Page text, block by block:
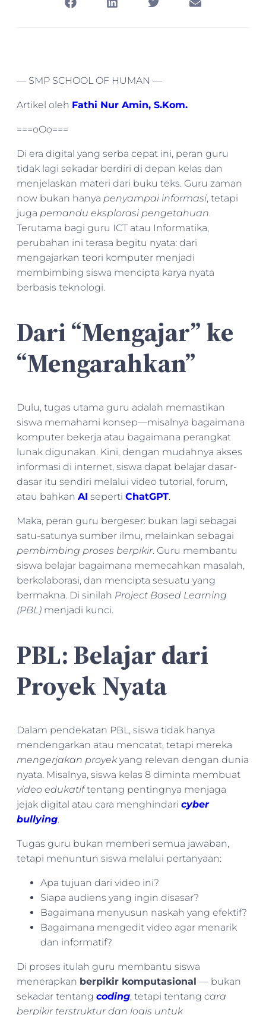
— SMP SCHOOL OF HUMAN —
Artikel oleh Fathi Nur Amin, S.Kom.
===oOo===
Di era digital yang serba cepat ini, peran guru
tidak lagi sekadar berdiri di depan kelas dan
menjelaskan materi dari buku teks. Guru zaman
now bukan hanya penyampai informasi, tetapi
juga pemandu eksplorasi pengetahuan.
Terutama bagi guru ICT atau Informatika,
perubahan ini terasa begitu nyata: dari
mengajarkan teori komputer menjadi
membimbing siswa mencipta karya nyata
berbasis teknologi.
Dari “Mengajar” ke
“Mengarahkan”
Dulu, tugas utama guru adalah memastikan
siswa memahami konsep—misalnya bagaimana
komputer bekerja atau bagaimana perangkat
lunak digunakan. Kini, dengan mudahnya akses
informasi di internet, siswa dapat belajar dasar-
dasar itu sendiri melalui video tutorial, forum,
atau bahkan AI seperti ChatGPT.
Maka, peran guru bergeser: bukan lagi sebagai
satu-satunya sumber ilmu, melainkan sebagai
pembimbing proses berpikir. Guru membantu
siswa belajar bagaimana memecahkan masalah,
berkolaborasi, dan mencipta sesuatu yang
bermakna. Di sinilah Project Based Learning
(PBL) menjadi kunci.
PBL: Belajar dari
Proyek Nyata
Dalam pendekatan PBL, siswa tidak hanya
mendengarkan atau mencatat, tetapi mereka
mengerjakan proyekyang relevan dengan dunia
nyata. Misalnya, siswa kelas 8 diminta membuat
video edukatiftentang pentingnya menjaga
jejak digital atau cara menghindari cyber
bullying.
Tugas guru bukan memberi semua jawaban,
tetapi menuntun siswa melalui pertanyaan:
Apa tujuan dari video ini?
Siapa audiens yang ingin disasar?
Bagaimana menyusun naskah yang efektif?
Bagaimana mengedit video agar menarik
dan informatif?
Di proses itulah guru membantu siswa
menerapkan berpikir komputasional — bukan
sekadar tentang coding, tetapi tentang cara
berpikir terstruktur dan logis untuk